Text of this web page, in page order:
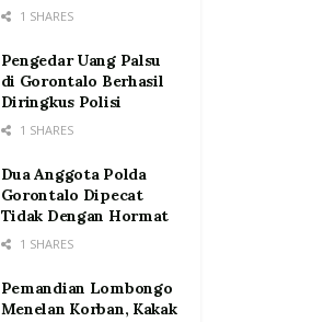
1 SHARES
Pengedar Uang Palsu
di Gorontalo Berhasil
Diringkus Polisi
1 SHARES
Dua Anggota Polda
Gorontalo Dipecat
Tidak Dengan Hormat
1 SHARES
Pemandian Lombongo
Menelan Korban, Kakak